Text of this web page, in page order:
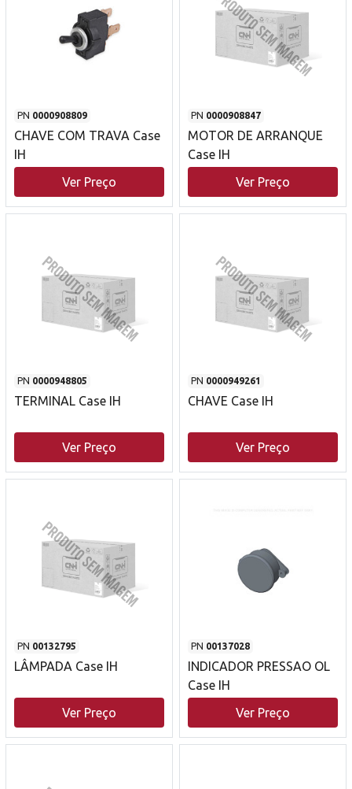
PN 0000908809
CHAVE COM TRAVA Case
IH
Ver Preço
PN 0000908847
MOTOR DE ARRANQUE
Case IH
Ver Preço
PN 0000948805
TERMINAL Case IH
Ver Preço
PN 0000949261
CHAVE Case IH
Ver Preço
PN 00132795
LÂMPADA Case IH
Ver Preço
PN 00137028
INDICADOR PRESSAO OL
Case IH
Ver Preço